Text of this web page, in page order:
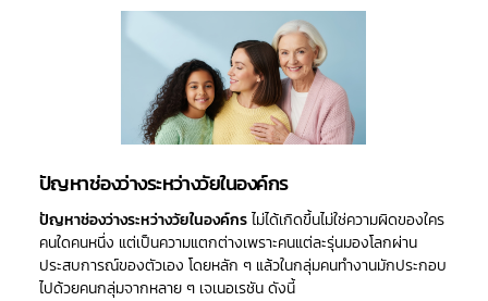
ปัญหาช่องว่างระหว่างวัยในองค์กร
ปัญหาช่องว่างระหว่างวัยในองค์กร ไม่ได้เกิดขึ้นไม่ใช่ความผิดของใคร
คนใดคนหนึ่ง แต่เป็นความแตกต่างเพราะคนแต่ละรุ่นมองโลกผ่าน
ประสบการณ์ของตัวเอง โดยหลัก ๆ แล้วในกลุ่มคนทำงานมักประกอบ
ไปด้วยคนกลุ่มจากหลาย ๆ เจเนอเรชัน ดังนี้